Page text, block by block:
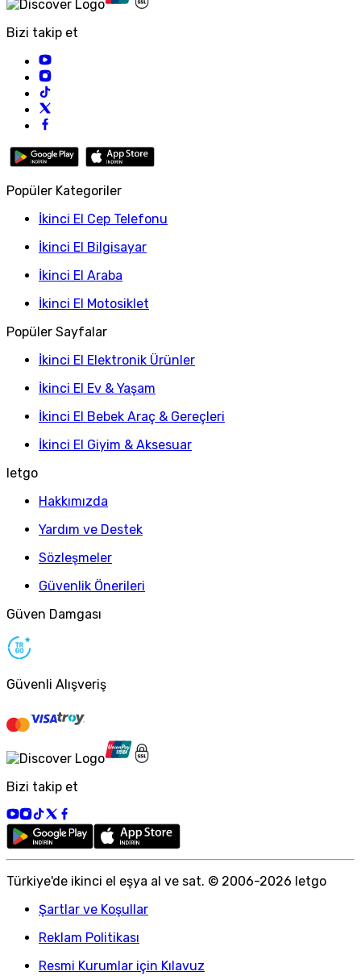
Bizi takip et
Popüler Kategoriler
İkinci El Cep Telefonu
İkinci El Bilgisayar
İkinci El Araba
İkinci El Motosiklet
Popüler Sayfalar
İkinci El Elektronik Ürünler
İkinci El Ev & Yaşam
İkinci El Bebek Araç & Gereçleri
İkinci El Giyim & Aksesuar
letgo
Hakkımızda
Yardım ve Destek
Sözleşmeler
Güvenlik Önerileri
Güven Damgası
Güvenli Alışveriş
Bizi takip et
Türkiye'de ikinci el eşya al ve sat. © 2006-2026 letgo
Şartlar ve Koşullar
Reklam Politikası
Resmi Kurumlar için Kılavuz